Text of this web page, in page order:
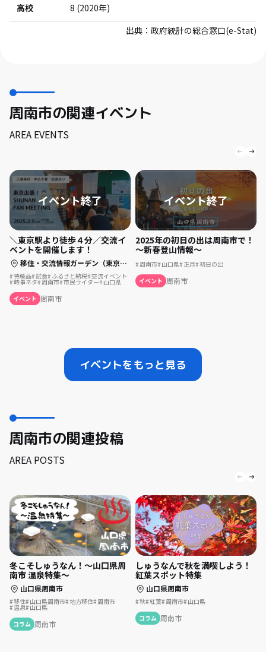
高校 8 (2020年)
出典： 政府統計の総合窓口(e-Stat)
周南市の関連イベント
AREA EVENTS
＼東京駅より徒歩４分／交流イ
ベントを開催します！
移住・交流情報ガーデン（東京都中央区）
特産品 試食 ふるさと納税 交流イベント
時事ネタ 周南市 市民ライター 山口県
イベント 周南市
2025年の初日の出は周南市で！
～新春登山情報～
周南市 山口県 正月 初日の出
イベント 周南市
イベントをもっと見る
周南市の関連投稿
AREA POSTS
冬こそしゅうなん！～山口県周
南市 温泉特集～
山口県周南市
移住 山口県周南市 地方移住 周南市
温泉 山口県
コラム 周南市
しゅうなんで秋を満喫しよう！
紅葉スポット特集
山口県周南市
秋 紅葉 周南市 山口県
コラム 周南市